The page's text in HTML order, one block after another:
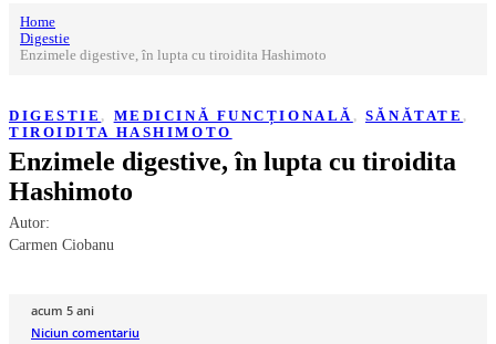
Home
Digestie
Enzimele digestive, în lupta cu tiroidita Hashimoto
DIGESTIE , MEDICINĂ FUNCȚIONALĂ , SĂNĂTATE ,
TIROIDITA HASHIMOTO
Enzimele digestive, în lupta cu tiroidita
Hashimoto
Autor:
Carmen Ciobanu
acum 5 ani
Niciun comentariu